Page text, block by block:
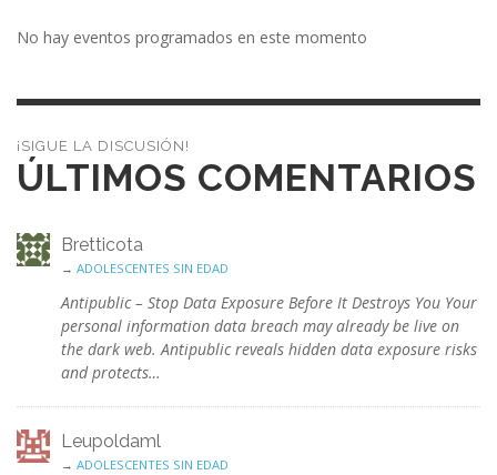
No hay eventos programados en este momento
¡SIGUE LA DISCUSIÓN!
ÚLTIMOS COMENTARIOS
Bretticota
→ ADOLESCENTES SIN EDAD
Antipublic – Stop Data Exposure Before It Destroys You Your
personal information data breach may already be live on
the dark web. Antipublic reveals hidden data exposure risks
and protects…
Leupoldaml
→ ADOLESCENTES SIN EDAD